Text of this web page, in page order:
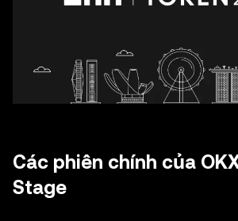
Các phiên chính của
Stage